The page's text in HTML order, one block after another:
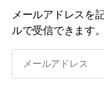
メールアドレスを
ルで受信できます。